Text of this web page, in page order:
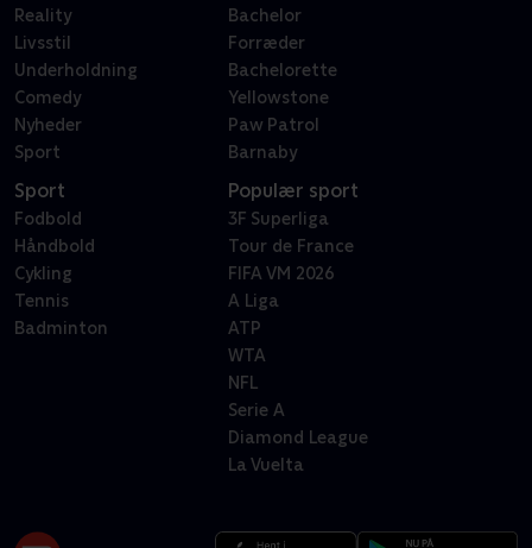
Reality
Livsstil
Underholdning
Comedy
Nyheder
Sport
Bachelor
Forræder
Bachelorette
Yellowstone
Paw Patrol
Barnaby
Sport
Fodbold
Håndbold
Cykling
Tennis
Badminton
Populær sport
3F Superliga
Tour de France
FIFA VM 2026
A Liga
ATP
WTA
NFL
Serie A
Diamond League
La Vuelta